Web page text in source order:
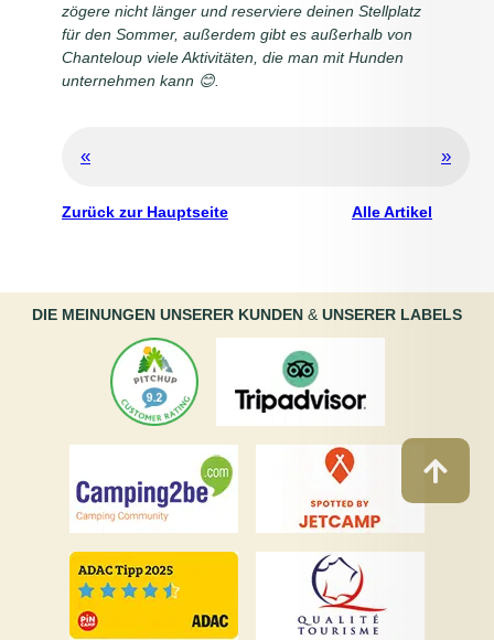
zögere nicht länger und reserviere deinen Stellplatz
für den Sommer, außerdem gibt es außerhalb von
Chanteloup viele Aktivitäten, die man mit Hunden
unternehmen kann 😊.
« »
Zurück zur Hauptseite Alle Artikel
DIE MEINUNGEN UNSERER KUNDEN & UNSERER LABELS